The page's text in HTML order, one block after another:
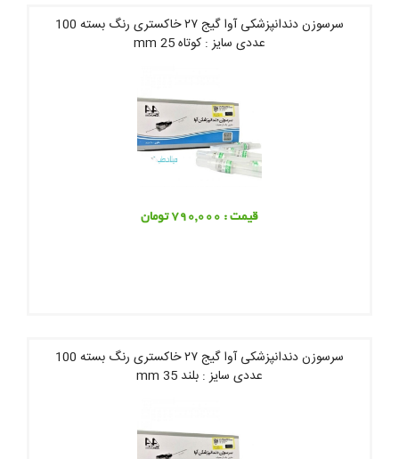
سرسوزن دندانپزشکی آوا گیج ۲۷ خاکستری رنگ بسته 100
عددی سایز : کوتاه 25 mm
قیمت : 790,000 تومان
سرسوزن دندانپزشکی آوا گیج ۲۷ خاکستری رنگ بسته 100
عددی سایز : بلند 35 mm